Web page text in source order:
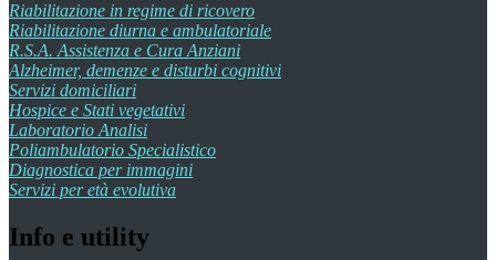
Riabilitazione in regime di ricovero
Riabilitazione diurna e ambulatoriale
R.S.A. Assistenza e Cura Anziani
Alzheimer, demenze e disturbi cognitivi
Servizi domiciliari
Hospice e Stati vegetativi
Laboratorio Analisi
Poliambulatorio Specialistico
Diagnostica per immagini
Servizi per età evolutiva
Info e utility